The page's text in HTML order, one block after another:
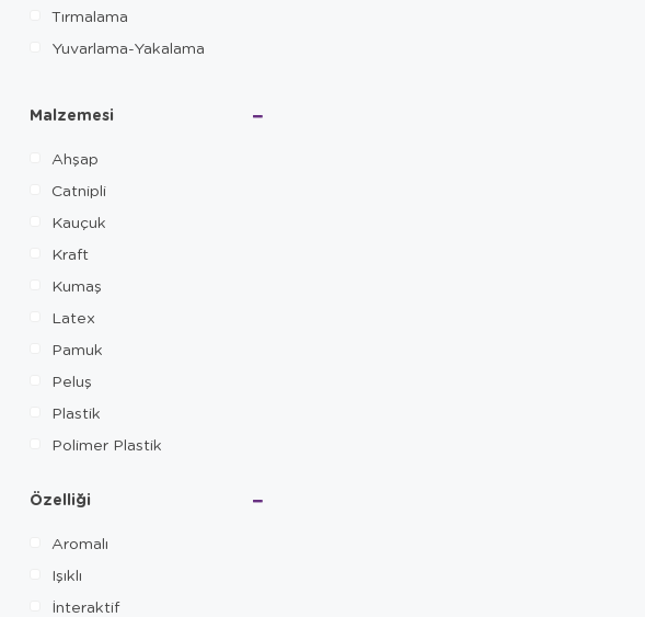
LionPets
MatatabiCats
Nunbell
Pawise
Peggy
PET Active
Pet Comfort
Pet Corn
Pet Pretty
Pet Style
PetSafe
Petstages
Petzoom
RoyalePet
Watton
Tırmalama
Yuvarlama-Yakalama
Malzemesi
Ahşap
Catnipli
Kauçuk
Kraft
Kumaş
Latex
Pamuk
Peluş
Plastik
Polimer Plastik
Özelliği
Aromalı
Işıklı
İnteraktif